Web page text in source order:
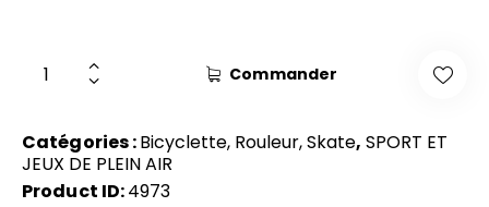
Commander
Catégories :Bicyclette, Rouleur, Skate, SPORT ET
JEUX DE PLEIN AIR
Product ID:4973